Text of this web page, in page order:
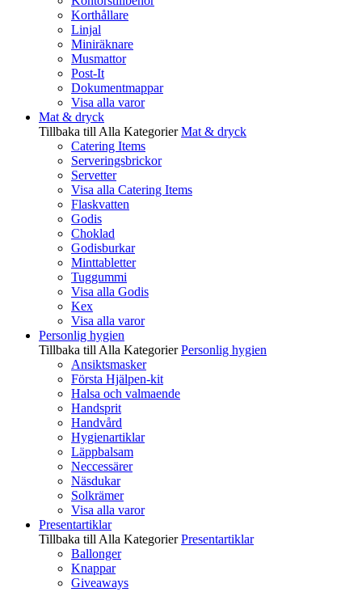
Korthållare
Linjal
Miniräknare
Musmattor
Post-It
Dokumentmappar
Visa alla varor
Mat & dryck
Tillbaka till Alla Kategorier Mat & dryck
Catering Items
Serveringsbrickor
Servetter
Visa alla Catering Items
Flaskvatten
Godis
Choklad
Godisburkar
Minttabletter
Tuggummi
Visa alla Godis
Kex
Visa alla varor
Personlig hygien
Tillbaka till Alla Kategorier Personlig hygien
Ansiktsmasker
Första Hjälpen-kit
Halsa och valmaende
Handsprit
Handvård
Hygienartiklar
Läppbalsam
Neccessärer
Näsdukar
Solkrämer
Visa alla varor
Presentartiklar
Tillbaka till Alla Kategorier Presentartiklar
Ballonger
Knappar
Giveaways